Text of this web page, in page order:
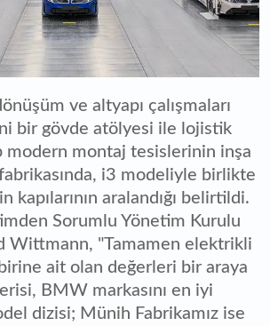
ve altyapı çalışmaları
bir gövde atölyesi ile lojistik
modern montaj tesislerinin inşa
i3 modeliyle birlikte
kapılarının aralandığı belirtildi.
Sorumlu Yönetim Kurulu
Wittmann, "Tamamen elektrikli
ait olan değerleri bir araya
BMW markasını en iyi
dizisi; Münih Fabrikamız ise